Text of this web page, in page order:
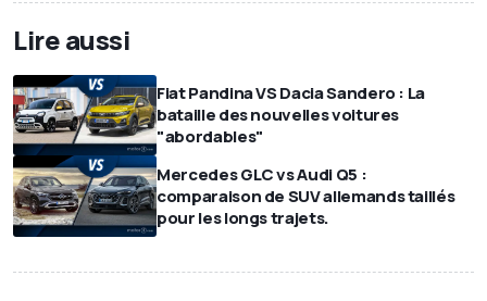
Lire aussi
Fiat Pandina VS Dacia Sandero : La
bataille des nouvelles voitures
"abordables"
Mercedes GLC vs Audi Q5 :
comparaison de SUV allemands taillés
pour les longs trajets.